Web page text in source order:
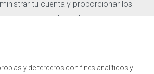
tu cuenta y proporcionar los
que nos solicitaste.
comunicaciones de Barnes
aceptas que Barnes International
usuario
y de terceros con fines analíticos y